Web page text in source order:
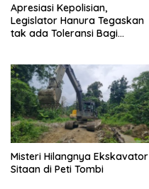
Apresiasi Kepolisian,
Legislator Hanura Tegaskan
tak ada Toleransi Bagi
Misteri Hilangnya Ekskavator
Sitaan di Peti Tombi